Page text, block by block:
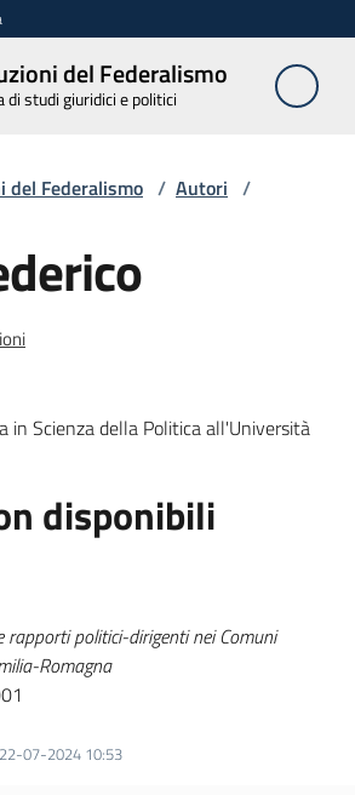
del Federalismo
di studi giuridici e politici
del Federalismo / Autori /
in Scienza della Politica all'Università
disponibili
politici-dirigenti nei Comuni
Romagna
22-07-2024 10:53